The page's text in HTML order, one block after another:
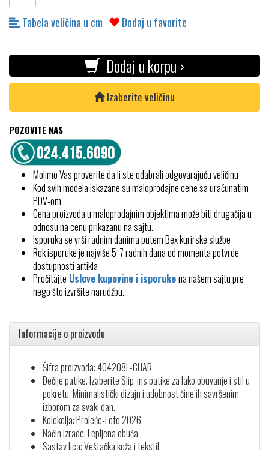
Tabela veličina u cm Dodaj u favorite
Dodaj u korpu ›
Izaberite veličinu
POZOVITE NAS
Molimo Vas proverite da li ste odabrali odgovarajuću veličinu
Kod svih modela iskazane su maloprodajne cene sa uračunatim
PDV-om
Cena proizvoda u maloprodajnim objektima može biti drugačija u
odnosu na cenu prikazanu na sajtu.
Isporuka se vrši radnim danima putem Bex kurirske službe
Rok isporuke je najviše 5-7 radnih dana od momenta potvrde
dostupnosti artikla
Pročitajte Uslove kupovine i isporukena našem sajtu pre
nego što izvršite narudžbu.
Informacije o proizvodu
Šifra proizvoda: 404208L-CHAR
Dečije patike. Izaberite Slip-ins patike za lako obuvanje i stil u
pokretu. Minimalistički dizajn i udobnost čine ih savršenim
izborom za svaki dan.
Kolekcija: Proleće-Leto 2026
Način izrade: Lepljena obuća
Sastav lica: Veštačka koža i tekstil